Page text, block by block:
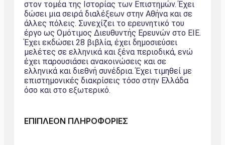
στον τομέα της Ιστορίας των Επιστημών. Έχει
δώσει μια σειρά διαλέξεων στην Αθήνα και σε
άλλες πόλεις. Συνεχίζει το ερευνητικό του
έργο ως Ομότιμος Διευθυντής Ερευνών στο ΕΙΕ.
Έχει εκδώσει 28 βιβλία, έχει δημοσιεύσει
μελέτες σε ελληνικά και ξένα περιοδικά, ενώ
έχει παρουσιάσει ανακοινώσεις και σε
ελληνικά και διεθνή συνέδρια. Έχει τιμηθεί με
επιστημονικές διακρίσεις τόσο στην Ελλάδα
όσο και στο εξωτερικό.
ΕΠΙΠΛΕΟΝ ΠΛΗΡΟΦΟΡΙΕΣ